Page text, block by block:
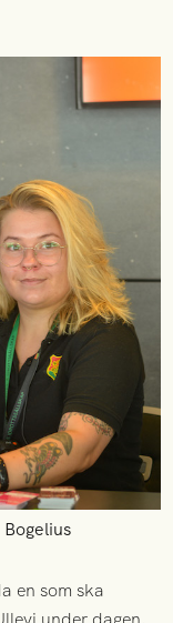
Bogelius
en som ska